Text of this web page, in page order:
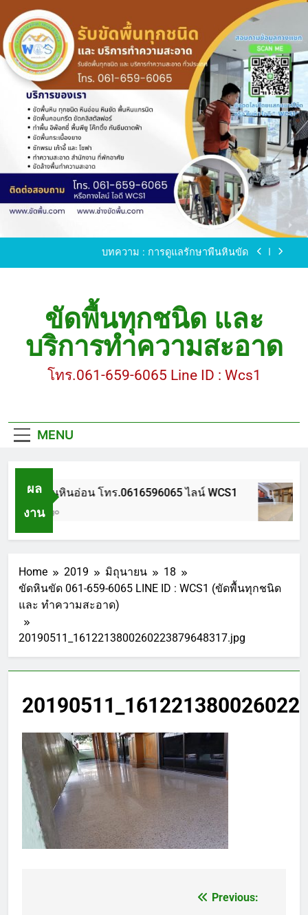
to
content
ขัดพื้นหินขัด อบต.แหลมบัวนครปฐม
ขัดพื้นหินอ่อน โทร.0616596065 ไลน์ WCS1
บทความ : การดูแลรักษาพื้นหินขัด
ขัดพื้นหินขัด อบต.แหลมบัวนครปฐม
ขัดพื้นหินอ่อน โทร.0616596065 ไลน์ WCS1
บทความ : การดูแลรักษาพื้นหินขัด
ขัดพื้นทุกชนิด และ
บริการทำความสะอาด
โทร.061-659-6065 Line ID : Wcs1
MENU
ผล
งาน
ขัดพื้นหินอ่อน โทร.0616596065 ไลน์ WCS1
1 ปี Ago
Home 2019 มิถุนายน
18
ขัดหินขัด 061-659-6065 LINE ID : WCS1 (ขัดพื้นทุกชนิด
และ ทำความสะอาด)
20190511_1612213800260223879648317.jpg
Previous: